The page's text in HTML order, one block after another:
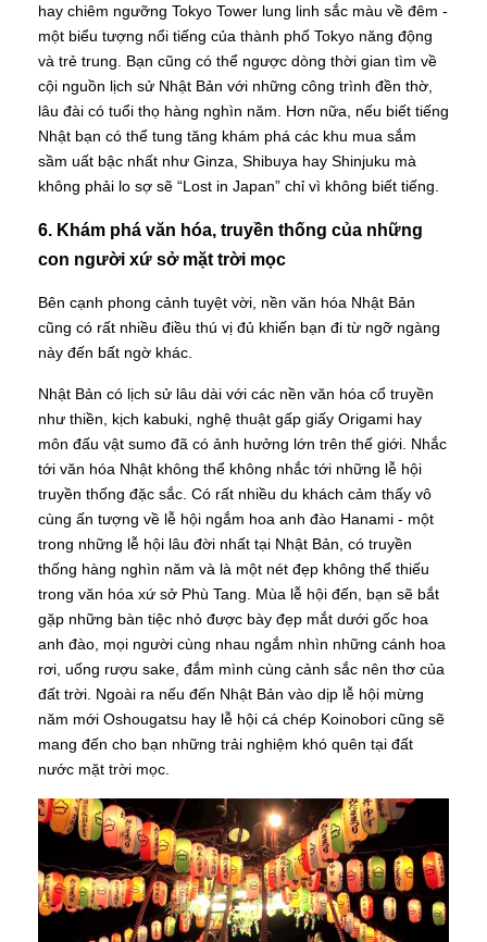
hay chiêm ngưỡng Tokyo Tower lung linh sắc màu về đêm -
một biểu tượng nổi tiếng của thành phố Tokyo năng động
và trẻ trung. Bạn cũng có thể ngược dòng thời gian tìm về
cội nguồn lịch sử Nhật Bản với những công trình đền thờ,
lâu đài có tuổi thọ hàng nghìn năm. Hơn nữa, nếu biết tiếng
Nhật bạn có thể tung tăng khám phá các khu mua sắm
sầm uất bậc nhất như Ginza, Shibuya hay Shinjuku mà
không phải lo sợ sẽ “Lost in Japan” chỉ vì không biết tiếng.
6. Khám phá văn hóa, truyền thống của những
con người xứ sở mặt trời mọc
Bên cạnh phong cảnh tuyệt vời, nền văn hóa Nhật Bản
cũng có rất nhiều điều thú vị đủ khiến bạn đi từ ngỡ ngàng
này đến bất ngờ khác.
Nhật Bản có lịch sử lâu dài với các nền văn hóa cổ truyền
như thiền, kịch kabuki, nghệ thuật gấp giấy Origami hay
môn đấu vật sumo đã có ảnh hưởng lớn trên thế giới. Nhắc
tới văn hóa Nhật không thể không nhắc tới những lễ hội
truyền thống đặc sắc. Có rất nhiều du khách cảm thấy vô
cùng ấn tượng về lễ hội ngắm hoa anh đào Hanami - một
trong những lễ hội lâu đời nhất tại Nhật Bản, có truyền
thống hàng nghìn năm và là một nét đẹp không thể thiếu
trong văn hóa xứ sở Phù Tang. Mùa lễ hội đến, bạn sẽ bắt
gặp những bàn tiệc nhỏ được bày đẹp mắt dưới gốc hoa
anh đào, mọi người cùng nhau ngắm nhìn những cánh hoa
rơi, uống rượu sake, đắm mình cùng cảnh sắc nên thơ của
đất trời. Ngoài ra nếu đến Nhật Bản vào dịp lễ hội mừng
năm mới Oshougatsu hay lễ hội cá chép Koinobori cũng sẽ
mang đến cho bạn những trải nghiệm khó quên tại đất
nước mặt trời mọc.